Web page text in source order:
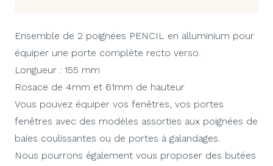
Ensemble de 2 poignées PENCIL en alluminium pour
équiper une porte complète recto verso.
Longueur : 155 mm
Rosace de 4mm et 61mm de hauteur
Vous pouvez équiper vos fenêtres, vos portes
fenêtres avec des modèles assorties aux poignées de
baies coulissantes ou de portes à galandages.
Nous pourrons également vous proposer des butées